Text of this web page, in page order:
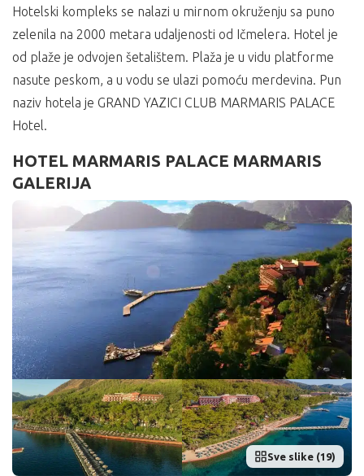
Hotelski kompleks se nalazi u mirnom okruženju sa puno
zelenila na 2000 metara udaljenosti od Ičmelera. Hotel je
od plaže je odvojen šetalištem. Plaža je u vidu platforme
nasute peskom, a u vodu se ulazi pomoću merdevina. Pun
naziv hotela je GRAND YAZICI CLUB MARMARIS PALACE
Hotel.
HOTEL MARMARIS PALACE MARMARIS
GALERIJA
Sve slike (19)